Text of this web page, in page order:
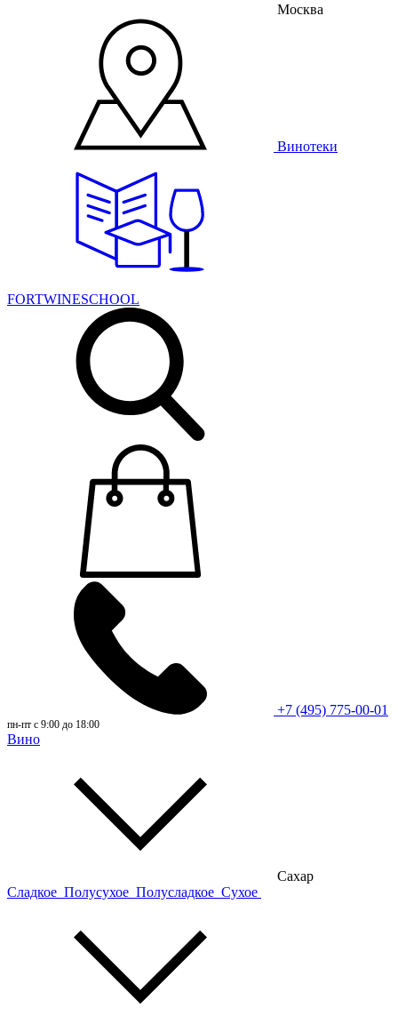
Москва
Винотеки
FORTWINESCHOOL
+7 (495) 775-00-01
пн-пт с 9:00 до 18:00
Вино
Сахар
Сладкое Полусухое Полусладкое Сухое